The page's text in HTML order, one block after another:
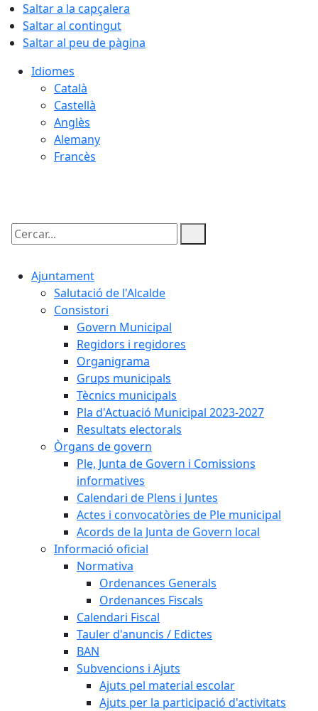
Saltar a la capçalera
Saltar al contingut
Saltar al peu de pàgina
Idiomes
Català
Castellà
Anglès
Alemany
Francès
Cercar:
Ajuntament
Salutació de l'Alcalde
Consistori
Govern Municipal
Regidors i regidores
Organigrama
Grups municipals
Tècnics municipals
Pla d'Actuació Municipal 2023-2027
Resultats electorals
Òrgans de govern
Ple, Junta de Govern i Comissions
informatives
Calendari de Plens i Juntes
Actes i convocatòries de Ple municipal
Acords de la Junta de Govern local
Informació oficial
Normativa
Ordenances Generals
Ordenances Fiscals
Calendari Fiscal
Tauler d'anuncis / Edictes
BAN
Subvencions i Ajuts
Ajuts pel material escolar
Ajuts per la participació d'activitats